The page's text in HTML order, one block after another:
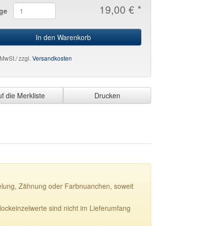
19,00 € *
In den Warenkorb
zzgl. Versandkosten
die Merkliste Drucken
Zähnung oder Farbnuanchen, soweit
sind nicht im Lieferumfang